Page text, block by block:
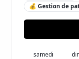
💰 Gestion de
samedi